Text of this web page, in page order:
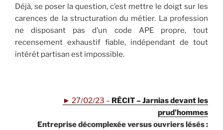
Déjà, se poser la question, c’est mettre le doigt sur les
carences de la structuration du métier. La profession
ne disposant pas d’un code APE propre, tout
recensement exhaustif fiable, indépendant de tout
intérêt partisan est impossible.
► 27/02/23 – RÉCIT – Jarnias devant les
prud’hommes
Entreprise décomplexée versus ouvriers lésés :